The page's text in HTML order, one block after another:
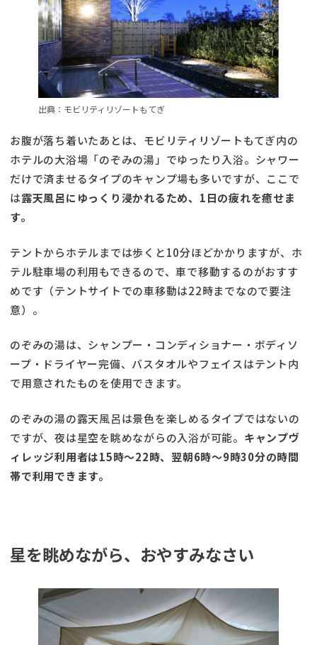
出典：モビリティリゾートもてぎ
お腹が落ち着いたあとは、モビリティリゾートもてぎ内の
ホテルの大浴場「のぞみの湯」でゆったり入浴。シャワー
だけで済ませるタイプのキャンプ場も多いですが、ここで
は露天風呂にゆっくり浸かれるため、1日の疲れを癒せま
す。
テントからホテルまでは歩くと10分ほどかかりますが、ホ
テル駐車場の利用もできるので、車で移動するのがおすす
めです（テントサイトでの車移動は22時までなので要注
意）。
のぞみの湯は、シャンプー・コンディショナー・ボディソ
ープ・ドライヤー完備、バスタオルやフェイスはテント内
で用意されたものを使用できます。
のぞみの湯の露天風呂は景色を楽しめるタイプではないの
ですが、夜は星空を眺めながらの入浴が可能。 キャンプヴ
ィレッジ利用者は15時～22時、翌朝6時～9時30分の時間
帯で利用できます。
星を眺めながら、おやすみなさい